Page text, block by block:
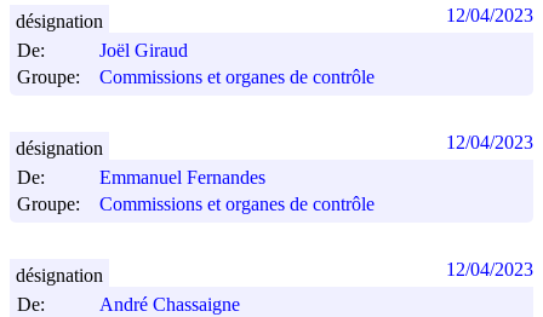
De:
Joël Giraud
Groupe:
Commissions et organes de contrôle
désignation 12/04/2023
De:
Emmanuel Fernandes
Groupe:
Commissions et organes de contrôle
désignation 12/04/2023
De:
André Chassaigne
désignation 12/04/2023